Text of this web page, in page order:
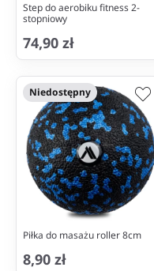
Step do aerobiku fitness 2-
stopniowy
74,90 zł
Niedostępny
Piłka do masażu roller 8cm
8,90 zł